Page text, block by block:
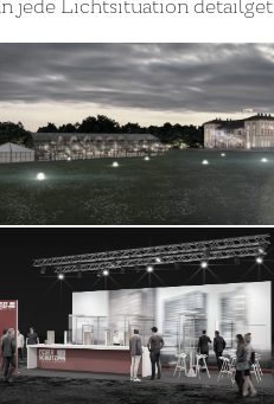
jede Lichtsituation